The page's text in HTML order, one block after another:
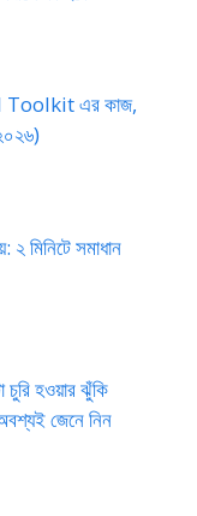
এর কাজ,
মিনিটে সমাধান
চুরি হওয়ার ঝুঁকি
জেনে নিন